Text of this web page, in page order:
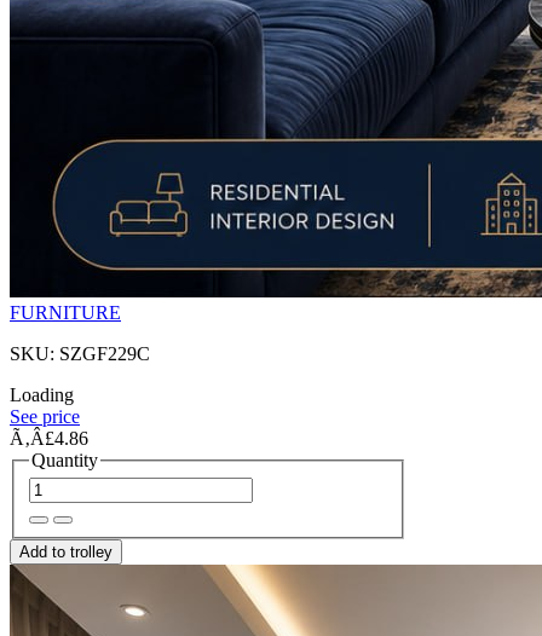
FURNITURE
SKU: SZGF229C
Loading
See price
Ã‚Â£4.86
Quantity
Add to trolley